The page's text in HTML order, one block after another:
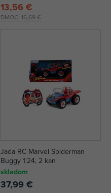
DMOC: 16,69 €
13,56 €
Jada RC Marvel Spiderman
Buggy 1:24, 2 kan
skladom
37,99 €